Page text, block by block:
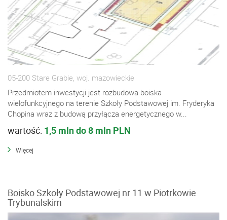
05-200 Stare Grabie, woj. mazowieckie
Przedmiotem inwestycji jest rozbudowa boiska
wielofunkcyjnego na terenie Szkoły Podstawowej im. Fryderyka
Chopina wraz z budową przyłącza energetycznego w...
wartość: 1,5 mln do 8 mln PLN
Więcej
Boisko Szkoły Podstawowej nr 11 w Piotrkowie
Trybunalskim